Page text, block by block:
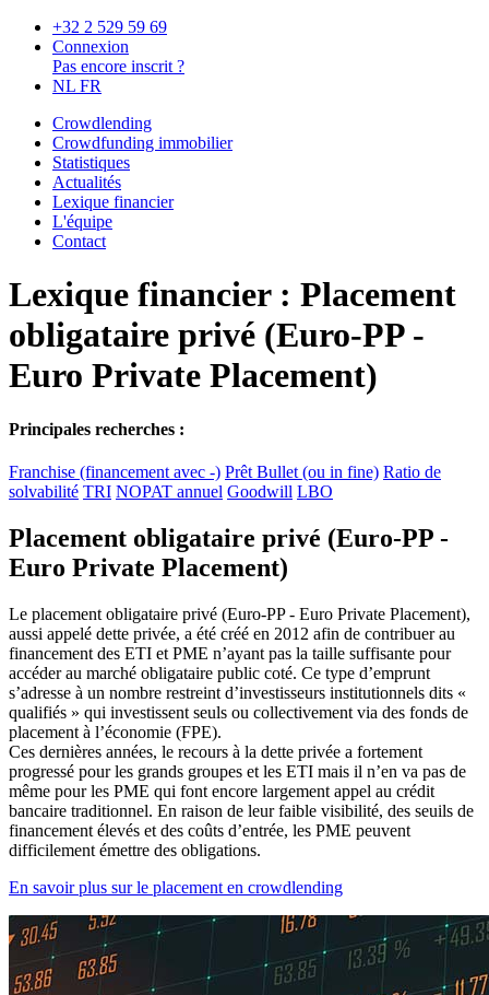
+32 2 529 59 69
Connexion
Pas encore inscrit ?
NL FR
Crowdlending
Crowdfunding immobilier
Statistiques
Actualités
Lexique financier
L'équipe
Contact
Lexique financier : Placement
obligataire privé (Euro-PP -
Euro Private Placement)
Principales recherches :
Franchise (financement avec -) Prêt Bullet (ou in fine) Ratio de
solvabilité TRI NOPAT annuel Goodwill LBO
Placement obligataire privé (Euro-PP -
Euro Private Placement)
Le placement obligataire privé (Euro-PP - Euro Private Placement),
aussi appelé dette privée, a été créé en 2012 afin de contribuer au
financement des ETI et PME n’ayant pas la taille suffisante pour
accéder au marché obligataire public coté. Ce type d’emprunt
s’adresse à un nombre restreint d’investisseurs institutionnels dits «
qualifiés » qui investissent seuls ou collectivement via des fonds de
placement à l’économie (FPE).
Ces dernières années, le recours à la dette privée a fortement
progressé pour les grands groupes et les ETI mais il n’en va pas de
même pour les PME qui font encore largement appel au crédit
bancaire traditionnel. En raison de leur faible visibilité, des seuils de
financement élevés et des coûts d’entrée, les PME peuvent
difficilement émettre des obligations.
En savoir plus sur le placement en crowdlending